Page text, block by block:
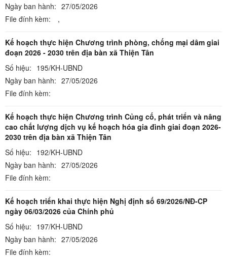
Ngày ban hành: 27/05/2026
File đính kèm:
,
Kế hoạch thực hiện Chương trình phòng, chống mại dâm giai
đoạn 2026 - 2030 trên địa bàn xã Thiện Tân
Số hiệu: 195/KH-UBND
Ngày ban hành: 27/05/2026
File đính kèm:
Kế hoạch thực hiện Chương trình Củng cố, phát triển và nâng
cao chất lượng dịch vụ kế hoạch hóa gia đình giai đoạn 2026-
2030 trên địa bàn xã Thiện Tân
Số hiệu: 192/KH-UBND
Ngày ban hành: 27/05/2026
File đính kèm:
Kế hoạch triển khai thực hiện Nghị định số 69/2026/NĐ-CP
ngày 06/03/2026 của Chính phủ
Số hiệu: 197/KH-UBND
Ngày ban hành: 27/05/2026
File đính kèm: